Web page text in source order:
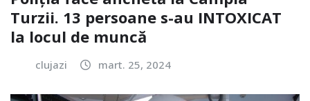
Turzii. 13 persoane s-au INTOXICAT
la locul de muncă
clujazi mart. 25, 2024